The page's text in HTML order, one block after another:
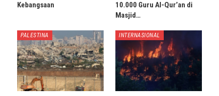
Kebangsaan
10.000 Guru Al-Qur’an di
Masjid…
PALESTINA INTERNASIONAL